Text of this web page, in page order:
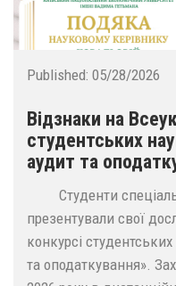
Published: 05/28/2026
Відзнаки на
студентських
аудит та
Студенти
презентували свої
конкурсі
та оподаткування».